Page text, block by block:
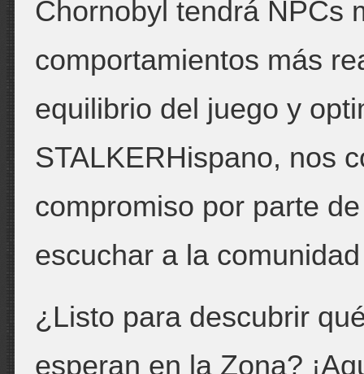
Chornobyl tendrá NPCs
comportamientos más
equilibrio del juego y
STALKERHispano, nos
compromiso por parte
escuchar a la
¿Listo para descubrir
esperan en la Zona?